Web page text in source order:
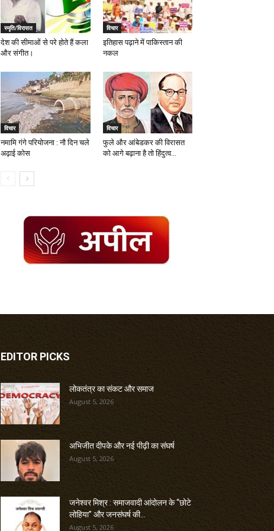
स्मृति/विरासत
देश की सीमाओं से परे होते हैं कला
और संगीत।
विचार
इतिहास पढ़ाने में पाकिस्तान की
नकल
विचार
नमामि गंगे परियोजना : नौ दिन चले
अढ़ाई कोस
विचार
फुले और आंबेडकर की विरासत
को आगे बढ़ाना है तो हिंदुत्व...
EDITOR PICKS
लोकतंत्र का संकट और समाज
August 5, 2026
अभिजीत दीपके और नई पीढ़ी का संघर्ष
August 5, 2026
जनेश्वर मिश्र : समाजवादी आंदोलन के “छोटे
लोहिया” और जनसंघर्ष की...
August 5, 2026